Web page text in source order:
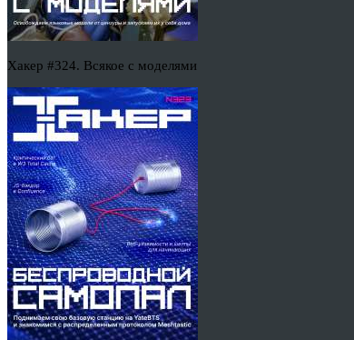
Хакер #324. Всякое с моделями